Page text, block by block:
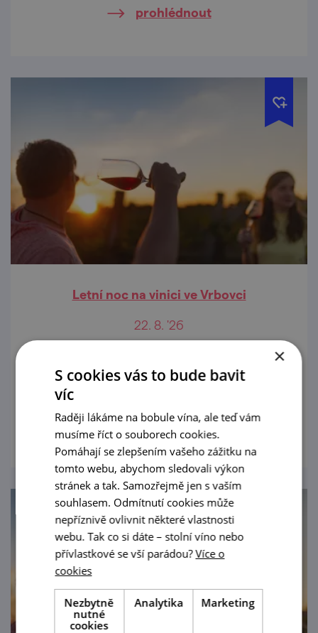
prohlédnout
Letní noc na vinici ve Vrbovci
22. 8. '26
vinařské obci Vrbovec opět patřit oblíbené
prohlédnout
×
S cookies vás to bude bavit
víc
Raději lákáme na bobule vína, ale teď vám
musíme říct o souborech cookies.
Pomáhají se zlepšením vašeho zážitku na
tomto webu, abychom sledovali výkon
stránek a tak. Samozřejmě jen s vaším
souhlasem. Odmítnutí cookies může
nepříznivě ovlivnit některé vlastnosti
webu. Tak co si dáte – stolní víno nebo
přívlastkové se vší parádou?Více o
cookies
Nezbytně
nutné
cookies
Analytika Marketing